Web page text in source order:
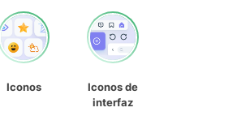
Iconos
Iconos de
interfaz